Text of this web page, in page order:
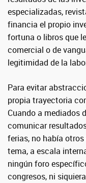
especializadas,
financia el propio
fortuna o libros que
comercial o de
legitimidad de la
Para evitar
propia trayectoria
Cuando a mediados
comunicar
ferias, no había
tema, a escala
ningún foro
congresos, ni